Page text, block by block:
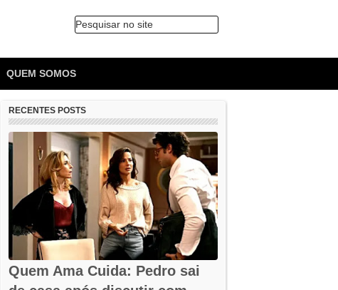
Pesquisar no site
QUEM SOMOS
RECENTES POSTS
Quem Ama Cuida: Pedro sai